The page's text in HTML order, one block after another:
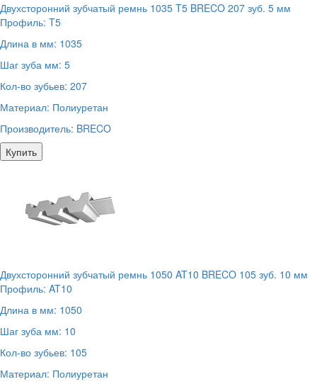
Двухсторонний зубчатый ремнь 1035 T5 BRECO 207 зуб. 5 мм
Профиль: T5
Длина в мм: 1035
Шаг зуба мм: 5
Кол-во зубьев: 207
Материал: Полиуретан
Производитель: BRECO
Купить
Двухсторонний зубчатый ремнь 1050 AT10 BRECO 105 зуб. 10 мм
Профиль: AT10
Длина в мм: 1050
Шаг зуба мм: 10
Кол-во зубьев: 105
Материал: Полиуретан